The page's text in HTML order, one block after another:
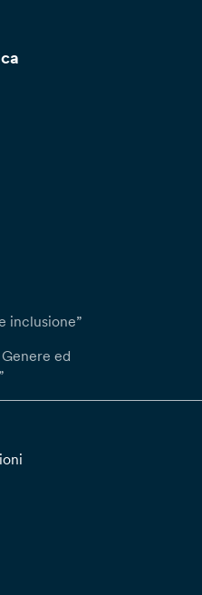
inclusione”
ed